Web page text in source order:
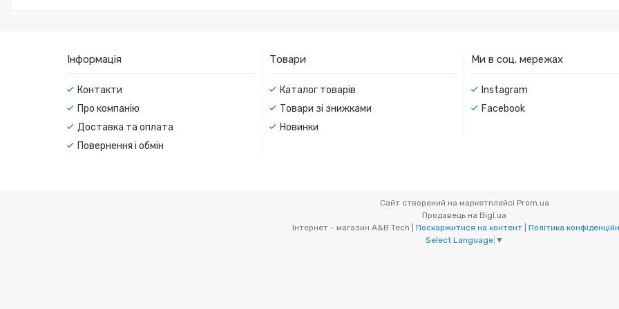
Інформація
Контакти
Про компанію
Доставка та оплата
Повернення і обмін
Товари
Каталог товарів
Товари зі знижками
Новинки
Ми в соц. мережах
Instagram
Facebook
Сайт створений на маркетплейсі Prom.ua
Продавець на Bigl.ua
Поскаржитися на контент
Політика
Select Language ▼